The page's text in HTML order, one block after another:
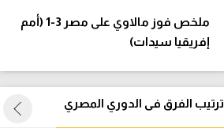
ملخص فوز مالاوي على مصر 3-1 (أمم
إفريقيا سيدات)
ترتيب الفرق فى الدوري المصري